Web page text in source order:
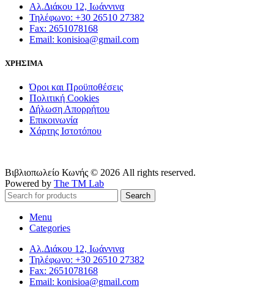
Αλ.Διάκου 12, Ιωάννινα
Τηλέφωνο: +30 26510 27382
Fax: 2651078168
Email: konisioa@gmail.com
ΧΡΗΣΙΜΑ
Όροι και Προϋποθέσεις
Πολιτική Cookies
Δήλωση Απορρήτου
Επικοινωνία
Χάρτης Ιστοτόπου
Βιβλιοπωλείο Κωνής © 2026 All rights reserved.
Powered by The TM Lab
Search
Menu
Categories
Αλ.Διάκου 12, Ιωάννινα
Τηλέφωνο: +30 26510 27382
Fax: 2651078168
Email: konisioa@gmail.com